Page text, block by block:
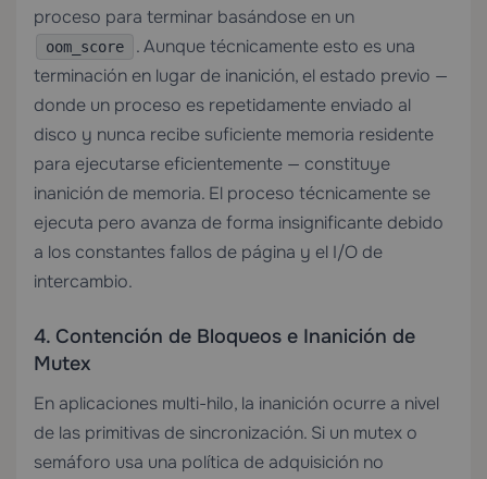
proceso para terminar basándose en un
oom_score
. Aunque técnicamente esto es una
terminación en lugar de inanición, el estado previo —
donde un proceso es repetidamente enviado al
disco y nunca recibe suficiente memoria residente
para ejecutarse eficientemente — constituye
inanición de memoria. El proceso técnicamente se
ejecuta pero avanza de forma insignificante debido
a los constantes fallos de página y el I/O de
intercambio.
4. Contención de Bloqueos e Inanición de
Mutex
En aplicaciones multi-hilo, la inanición ocurre a nivel
de las primitivas de sincronización. Si un mutex o
semáforo usa una política de adquisición no